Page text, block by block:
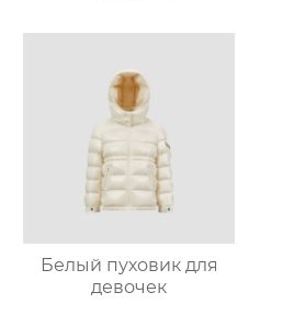
Белый пуховик для
девочек